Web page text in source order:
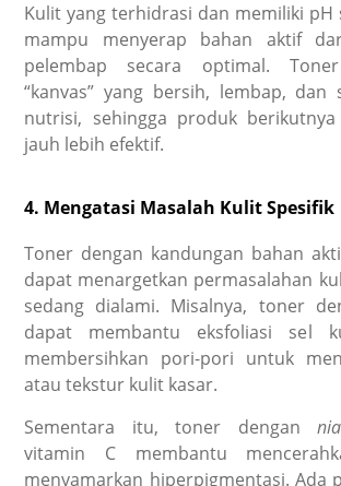
Kulit yang terhidrasi dan memiliki pH
mampu menyerap bahan aktif
pelembap secara optimal.
“kanvas” yang bersih, lembap, dan
nutrisi, sehingga produk
jauh lebih efektif.
4. Mengatasi Masalah Kulit Spesifik
Toner dengan kandungan bahan
dapat menargetkan permasalahan
sedang dialami. Misalnya, toner
dapat membantu eksfoliasi sel
membersihkan pori-pori untuk
atau tekstur kulit kasar.
Sementara itu, toner dengan
vitamin C membantu
menyamarkan hiperpigmentasi. Ada